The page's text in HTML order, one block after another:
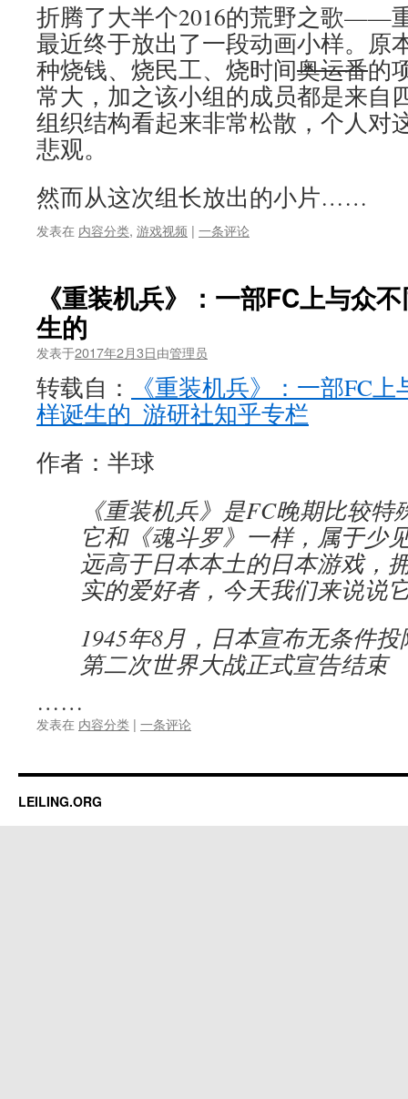
折腾了大半个2016的荒野之歌——
最近终于放出了一段动画小样。原
种烧钱、烧民工、烧时间奥运番的
常大，加之该小组的成员都是来自
组织结构看起来非常松散，个人对
悲观。
然而从这次组长放出的小片……
发表在 内容分类, 游戏视频 | 一条评论
《重装机兵》：一部FC上与众
生的
发表于2017年2月3日由管理员
转载自：
《重装机兵》：一部FC
样诞生的_游研社知乎专栏
作者：半球
《重装机兵》是FC晚期比较
它和《魂斗罗》一样，属于少
远高于日本本土的日本游戏，
实的爱好者，今天我们来说说
1945年8月，日本宣布无条件
第二次世界大战正式宣告结束
……
发表在 内容分类 | 一条评论
LEILING.ORG